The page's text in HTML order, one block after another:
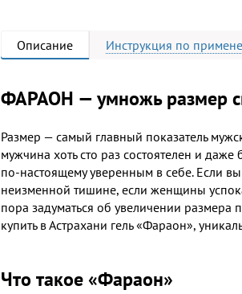
Описание Инструкция по
ФАРАОН — умножь размер
Размер — самый главный показатель
мужчина хоть сто раз состоятелен и
по-настоящему уверенным в себе. Если
неизменной тишине, если женщины
пора задуматься об увеличении размера
купить в Астрахани гель «Фараон»,
Что такое «Фараон»